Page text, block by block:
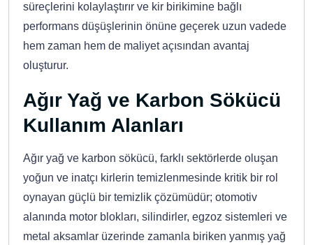
süreçlerini kolaylaştırır ve kir birikimine bağlı
performans düşüşlerinin önüne geçerek uzun vadede
hem zaman hem de maliyet açısından avantaj
oluşturur.
Ağır Yağ ve Karbon Sökücü
Kullanım Alanları
Ağır yağ ve karbon sökücü, farklı sektörlerde oluşan
yoğun ve inatçı kirlerin temizlenmesinde kritik bir rol
oynayan güçlü bir temizlik çözümüdür; otomotiv
alanında motor blokları, silindirler, egzoz sistemleri ve
metal aksamlar üzerinde zamanla biriken yanmış yağ